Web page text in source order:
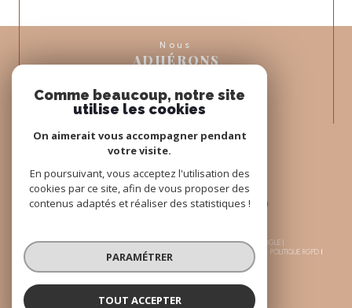
Nous
ADHÉRONS
© 2026 | TOUS DROITS RÉSERVÉS | TRADUCTION POWERED BY GOOGLE |
PLAN DU SITE MENTIONS LÉGALES NOS LIENS
POLITIQUE RGPD
COOKIES
Comme beaucoup, notre site
utilise les cookies
On aimerait vous accompagner pendant
votre visite.
En poursuivant, vous acceptez l'utilisation des
cookies par ce site, afin de vous proposer des
contenus adaptés et réaliser des statistiques !
PARAMÉTRER
TOUT ACCEPTER